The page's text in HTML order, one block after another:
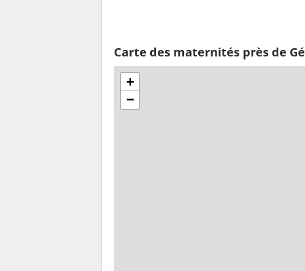
Carte des maternités près de
+
−